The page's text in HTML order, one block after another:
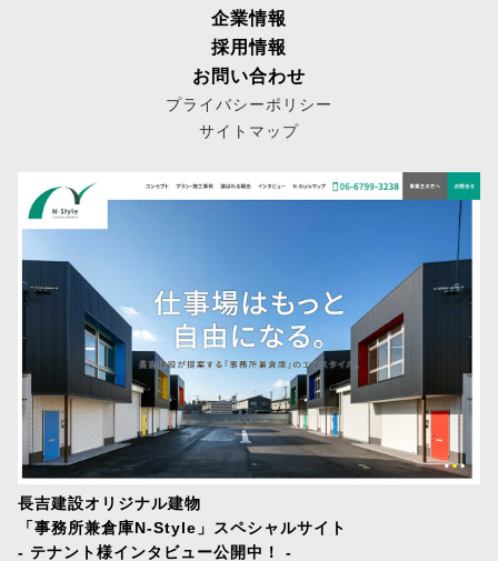
企業情報
採用情報
お問い合わせ
プライバシーポリシー
サイトマップ
長吉建設オリジナル建物
「事務所兼倉庫N-Style」スペシャルサイト
- テナント様インタビュー公開中！ -